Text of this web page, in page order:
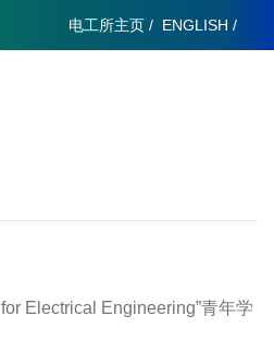
电工所主页 / ENGLISH /
Electrical Engineering”青年学